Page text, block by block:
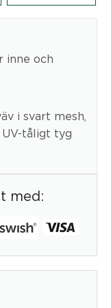
inne och
i svart mesh,
UV-tåligt tyg
med: